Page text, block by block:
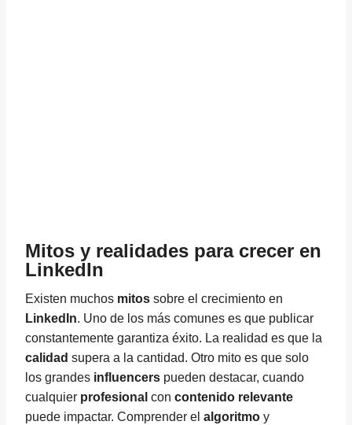
Mitos y realidades para crecer en
LinkedIn
Existen muchos mitos sobre el crecimiento en
LinkedIn. Uno de los más comunes es que publicar
constantemente garantiza éxito. La realidad es que la
calidad supera a la cantidad. Otro mito es que solo
los grandes influencers pueden destacar, cuando
cualquier profesional con contenido relevante
puede impactar. Comprender el algoritmo y